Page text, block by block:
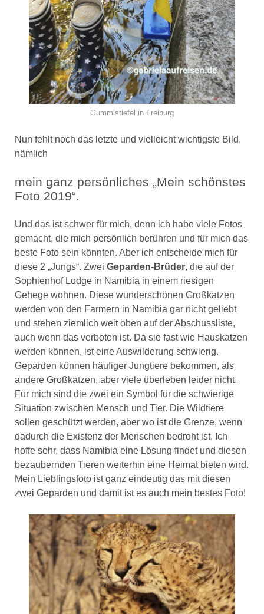
Gummistiefel in Freiburg
Nun fehlt noch das letzte und vielleicht wichtigste Bild,
nämlich
mein ganz persönliches „Mein schönstes
Foto 2019“.
Und das ist schwer für mich, denn ich habe viele Fotos
gemacht, die mich persönlich berühren und für mich das
beste Foto sein könnten. Aber ich entscheide mich für
diese 2 „Jungs“. Zwei Geparden-Brüder, die auf der
Sophienhof Lodge in Namibia in einem riesigen
Gehege wohnen. Diese wunderschönen Großkatzen
werden von den Farmern in Namibia gar nicht geliebt
und stehen ziemlich weit oben auf der Abschussliste,
auch wenn das verboten ist. Da sie fast wie Hauskatzen
werden können, ist eine Auswilderung schwierig.
Geparden können häufiger Jungtiere bekommen, als
andere Großkatzen, aber viele überleben leider nicht.
Für mich sind die zwei ein Symbol für die schwierige
Situation zwischen Mensch und Tier. Die Wildtiere
sollen geschützt werden, aber wo ist die Grenze, wenn
dadurch die Existenz der Menschen bedroht ist. Ich
hoffe sehr, dass Namibia eine Lösung findet und diesen
bezaubernden Tieren weiterhin eine Heimat bieten wird.
Mein Lieblingsfoto ist ganz eindeutig das mit diesen
zwei Geparden und damit ist es auch mein bestes Foto!